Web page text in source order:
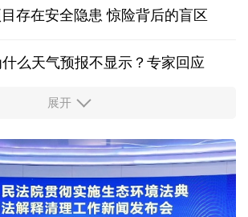
存在安全隐患 惊险背后的盲区
么天气预报不显示？专家回应
金融打出“组合拳”
成绩单出炉 见证产业提质跃迁
薄！我国高端钢材迎来密集突破
展开